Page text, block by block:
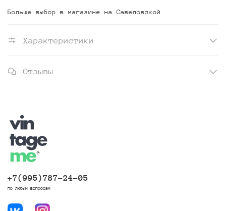
Больше выбор в магазине на Савеловской
Характеристики
Отзывы
+7(995)787-24-05
по любым вопросам